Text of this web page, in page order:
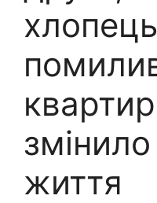
хлопець
життя